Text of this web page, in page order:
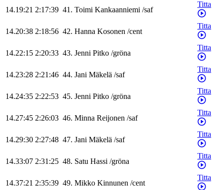
14.19:21 2:17:39 41. Toimi Kankaanniemi /saf
Titta
14.20:38 2:18:56 42. Hanna Kosonen /cent
Titta
14.22:15 2:20:33 43. Jenni Pitko /gröna
Titta
14.23:28 2:21:46 44. Jani Mäkelä /saf
Titta
14.24:35 2:22:53 45. Jenni Pitko /gröna
Titta
14.27:45 2:26:03 46. Minna Reijonen /saf
Titta
14.29:30 2:27:48 47. Jani Mäkelä /saf
Titta
14.33:07 2:31:25 48. Satu Hassi /gröna
Titta
14.37:21 2:35:39 49. Mikko Kinnunen /cent
Titta